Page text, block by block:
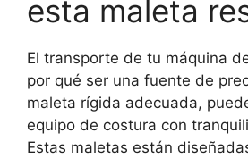
esta maleta
El transporte de tu máquina
por qué ser una fuente de
maleta rígida adecuada,
equipo de costura con
Estas maletas están